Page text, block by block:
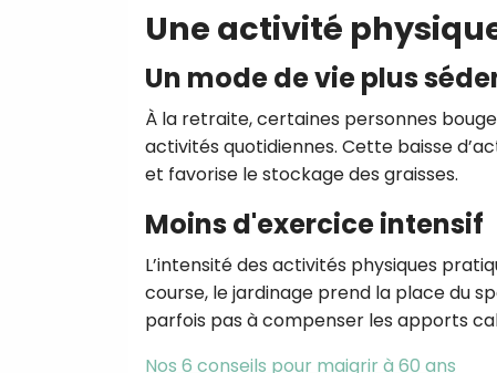
Une activité
Un mode de vie plus
À la retraite, certaines personnes
activités quotidiennes. Cette baisse
et favorise le stockage des graisses.
Moins d'exercice intensif
L’intensité des activités physiques
course, le jardinage prend la place du
parfois pas à compenser les apports
Nos 6 conseils pour maigrir à 60 ans